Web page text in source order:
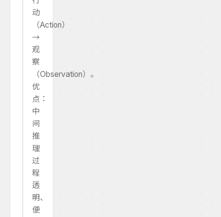
动
（Action）
→
观
察
（Observation）。
优
点：
中
间
推
理
过
程
透
明、
便